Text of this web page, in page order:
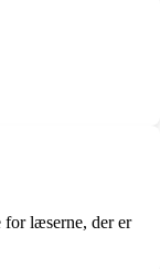
for læserne, der er